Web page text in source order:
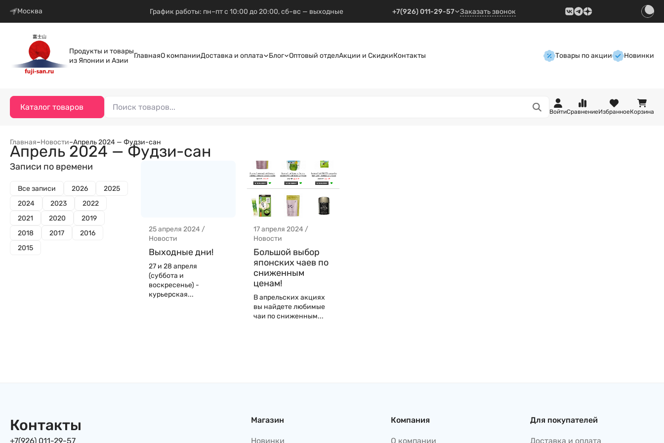
Москва График работы: пн–пт с 10:00 до 20:00, сб–вс — выходные +7(926) 011-29-57 Заказать звонок
Продукты и товары
из Японии и Азии
ГлавнаяО компанииДоставка и оплата Блог Оптовый отделАкции и СкидкиКонтакты Товары по акции Новинки
Каталог товаров
ВойтиСравнениеИзбранноеКорзина
Главная–Новости–Апрель 2024 — Фудзи-сан
Апрель 2024 — Фудзи-сан
25 апреля 2024 /
Новости
Выходные дни!
27 и 28 апреля
(суббота и
воскресенье) -
курьерская...
17 апреля 2024 /
Новости
Большой выбор
японских чаев по
сниженным
ценам!
В апрельских акциях
вы найдете любимые
чаи по сниженным...
Записи по времени
Все записи 2026
2025
2024
2023
2022
2021
2020
2019
2018
2017
2016
2015
Контакты
+7(926) 011-29-57
Магазин
Новинки
Компания
О компании
Для покупателей
Доставка и оплата